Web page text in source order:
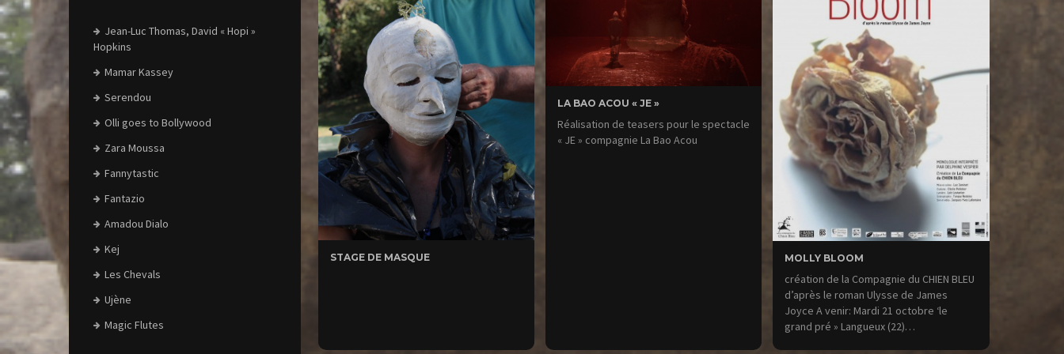
STAGE DE MASQUE
LA BAO ACOU « JE »
Réalisation de teasers pour le spectacle
« JE » compagnie La Bao Acou
MOLLY BLOOM
création de la Compagnie du CHIEN BLEU
d’après le roman Ulysse de James
Joyce A venir: Mardi 21 octobre ‘le
grand pré » Langueux (22)…
Jean-Luc Thomas, David « Hopi »
Hopkins
Mamar Kassey
Serendou
Olli goes to Bollywood
Zara Moussa
Fannytastic
Fantazio
Amadou Dialo
Kej
Les Chevals
Ujène
Magic Flutes